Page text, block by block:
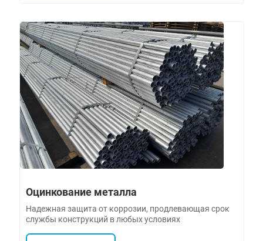
Оцинкование металла
Надежная защита от коррозии, продлевающая срок
службы конструкций в любых условиях